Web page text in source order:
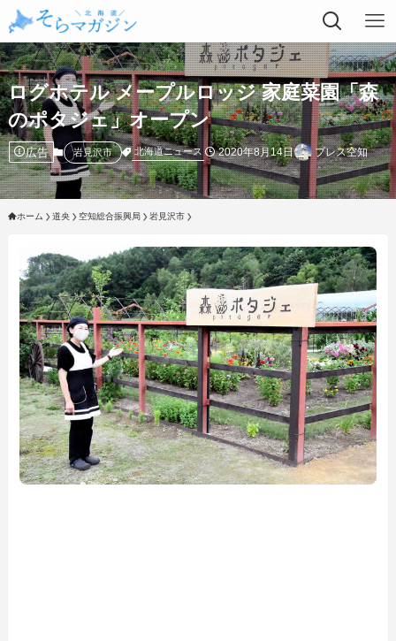
ログホテル メープルロッジ 家庭菜園「森
のポタジェ」オープン
広告 岩見沢市 北海道ニュース 2020年8月14日 プレス空知
ホーム 道央 空知総合振興局 岩見沢市